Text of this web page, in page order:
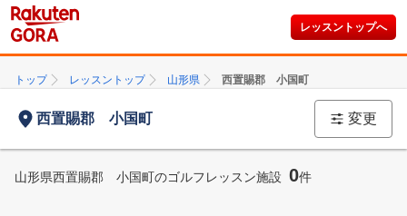
レッスントップへ
トップ レッスントップ 山形県 西置賜郡 小国町
西置賜郡 小国町 変更
山形県西置賜郡 小国町のゴルフレッスン施設 0件